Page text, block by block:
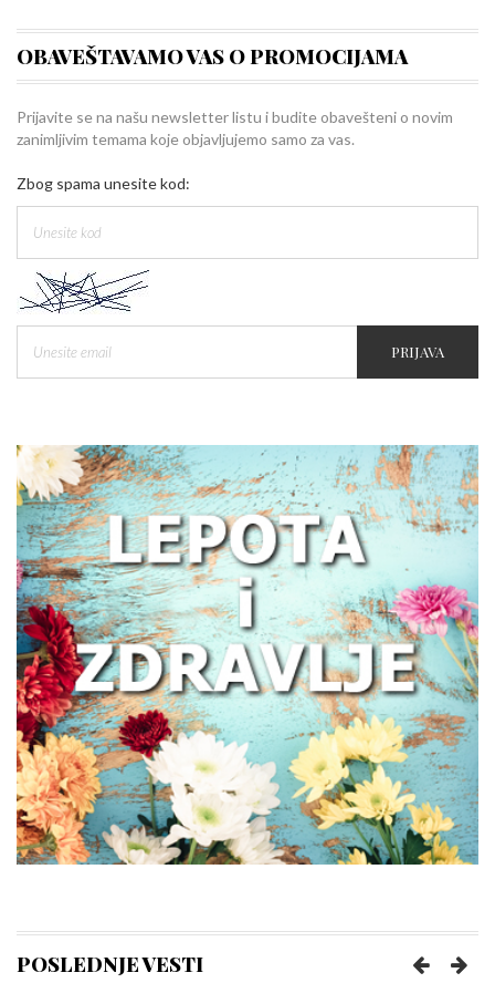
OBAVEŠTAVAMO VAS O PROMOCIJAMA
Prijavite se na našu newsletter listu i budite obavešteni o novim
zanimljivim temama koje objavljujemo samo za vas.
Zbog spama unesite kod:
PRIJAVA
POSLEDNJE VESTI
Zašto žene treba da obrate pažnju na
zdravlje creva
Kako prepoznati trenutak kada vam je
potreban prečišćivač vazduha?